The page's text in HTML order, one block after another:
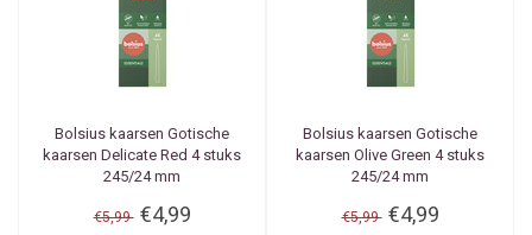
Bolsius kaarsen Gotische
kaarsen Delicate Red 4 stuks
245/24 mm
€5,99 €4,99
Bolsius kaarsen Gotische
kaarsen Olive Green 4 stuks
245/24 mm
€5,99 €4,99